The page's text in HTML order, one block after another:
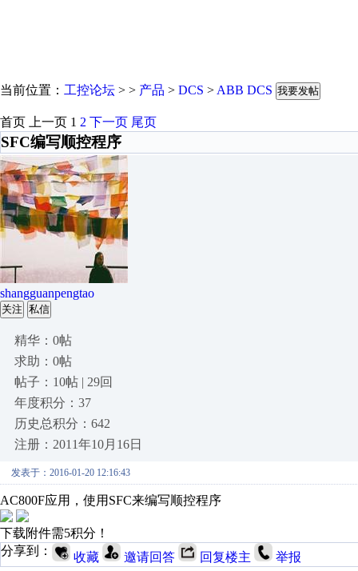
当前位置： 工控论坛 > > 产品 > DCS > ABB DCS 我要发帖
首页 上一页 1 2 下一页 尾页
SFC编写顺控程序
shangguanpengtao
关注 私信
精华：0帖
求助：0帖
帖子：10帖 | 29回
年度积分：37
历史总积分：642
注册：2011年10月16日
发表于：2016-01-20 12:16:43
AC800F应用，使用SFC来编写顺控程序
下载附件需5积分！
分享到：
收藏 邀请回答 回复楼主 举报